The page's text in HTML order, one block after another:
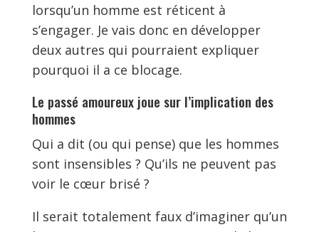
lorsqu’un homme est réticent à
s’engager. Je vais donc en développer
deux autres qui pourraient expliquer
pourquoi il a ce blocage.
Le passé amoureux joue sur l’implication des
hommes
Qui a dit (ou qui pense) que les hommes
sont insensibles ? Qu’ils ne peuvent pas
voir le cœur brisé ?
Il serait totalement faux d’imaginer qu’un